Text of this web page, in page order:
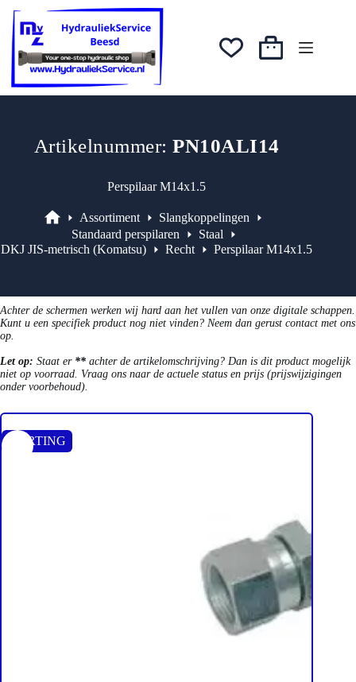
naar
inhoud
was:
€6,47.
€5,18.
Winkelwagen
Artikelnummer:PN10ALI14
Perspilaar M14x1.5
Assortiment
Assortiment
Slangkoppelingen
Standaard perspilaren
Staal
DKJ JIS-metrisch (Komatsu)
Recht Perspilaar M14x1.5
Achter de schermen werken wij hard aan het vullen van onze digitale schappen.
Kunt u een specifiek product nog niet vinden? Neem dan gerust contact met ons
op.
Let op: Staat er ** achter de artikelomschrijving? Dan is dit product mogelijk
niet op voorraad. Vraag ons naar de actuele status en prijs (prijswijzigingen
onder voorbehoud).
KORTING